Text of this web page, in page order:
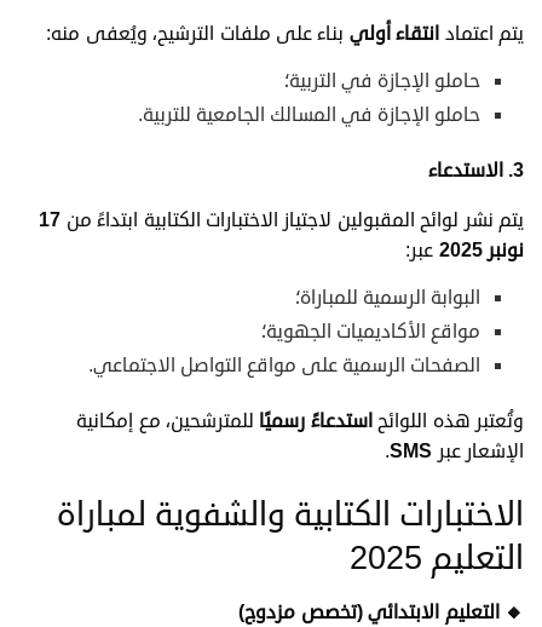
يتم اعتماد انتقاء أولي بناء على ملفات الترشيح، ويُعفى منه:
حاملو الإجازة في التربية؛
حاملو الإجازة في المسالك الجامعية للتربية.
3. الاستدعاء
يتم نشر لوائح المقبولين لاجتياز الاختبارات الكتابية ابتداءً من 17
نونبر 2025
عبر:
البوابة الرسمية للمباراة؛
مواقع الأكاديميات الجهوية؛
الصفحات الرسمية على مواقع التواصل الاجتماعي.
وتُعتبر هذه اللوائحاستدعاءً رسميًا للمترشحين، مع إمكانية
الإشعار عبر SMS
.
الاختبارات الكتابية والشفوية لمباراة
التعليم 2025
🔸 التعليم الابتدائي (تخصص مزدوج)